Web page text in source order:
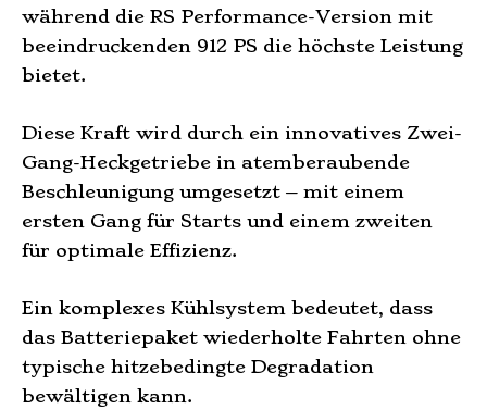
während die RS Performance-Version mit
beeindruckenden 912 PS die höchste Leistung
bietet.
Diese Kraft wird durch ein innovatives Zwei-
Gang-Heckgetriebe in atemberaubende
Beschleunigung umgesetzt – mit einem
ersten Gang für Starts und einem zweiten
für optimale Effizienz.
Ein komplexes Kühlsystem bedeutet, dass
das Batteriepaket wiederholte Fahrten ohne
typische hitzebedingte Degradation
bewältigen kann.